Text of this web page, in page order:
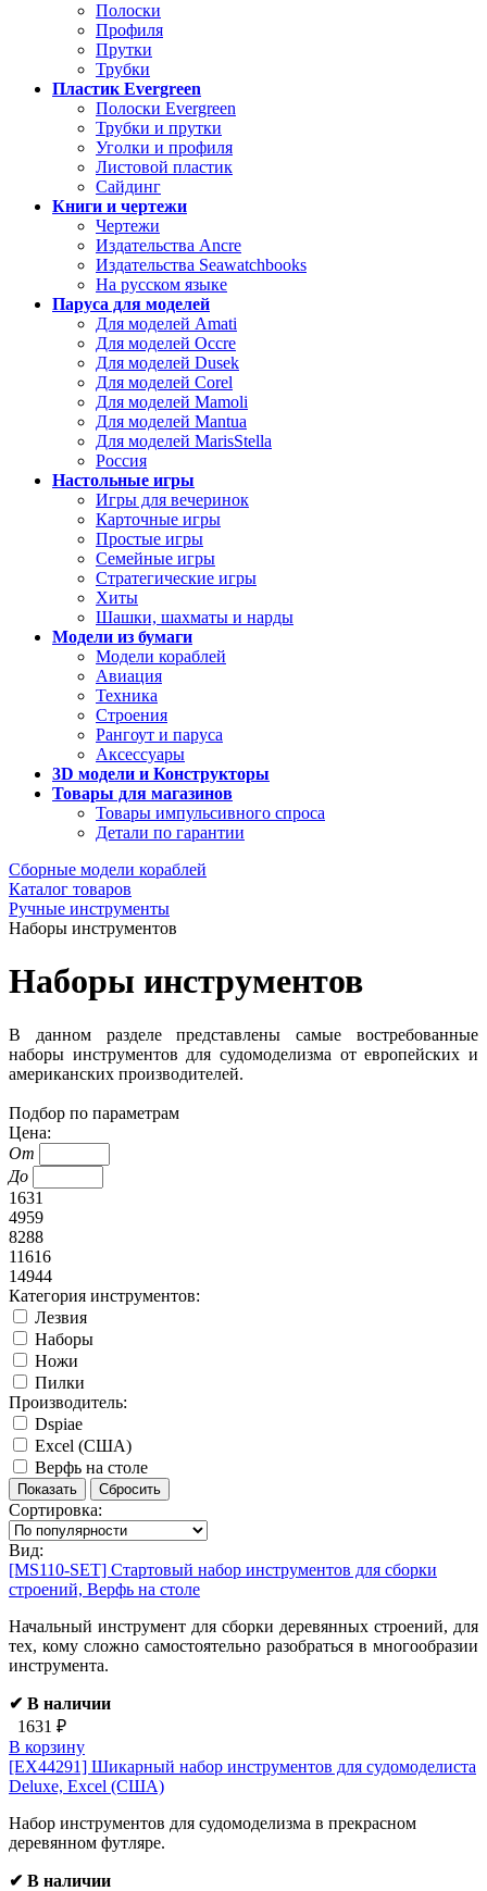
Полоски
Профиля
Прутки
Трубки
Пластик Evergreen
Полоски Evergreen
Трубки и прутки
Уголки и профиля
Листовой пластик
Сайдинг
Книги и чертежи
Чертежи
Издательства Ancre
Издательства Seawatchbooks
На русском языке
Паруса для моделей
Для моделей Amati
Для моделей Occre
Для моделей Dusek
Для моделей Corel
Для моделей Mamoli
Для моделей Mantua
Для моделей MarisStella
Россия
Настольные игры
Игры для вечеринок
Карточные игры
Простые игры
Семейные игры
Стратегические игры
Хиты
Шашки, шахматы и нарды
Модели из бумаги
Модели кораблей
Авиация
Техника
Строения
Рангоут и паруса
Аксессуары
3D модели и Конструкторы
Товары для магазинов
Товары импульсивного спроса
Детали по гарантии
Сборные модели кораблей
Каталог товаров
Ручные инструменты
Наборы инструментов
Наборы инструментов
В данном разделе представлены самые востребованные
наборы инструментов для судомоделизма от европейских и
американских производителей.
Подбор по параметрам
Цена:
От
До
1631
4959
8288
11616
14944
Категория инструментов:
Лезвия
Наборы
Ножи
Пилки
Производитель:
Dspiae
Excel (США)
Верфь на столе
Сортировка:
Вид:
[MS110-SET] Стартовый набор инструментов для сборки
строений, Верфь на столе
Начальный инструмент для сборки деревянных строений, для
тех, кому сложно самостоятельно разобраться в многообразии
инструмента.
✔ В наличии
1631 ₽
В корзину
[EX44291] Шикарный набор инструментов для судомоделиста
Deluxe, Excel (США)
Набор инструментов для судомоделизма в прекрасном
деревянном футляре.
✔ В наличии